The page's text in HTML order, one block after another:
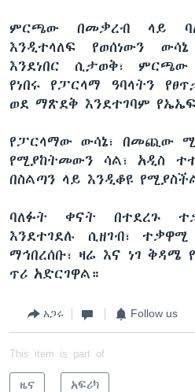
ምርጫው በመቃረብ ላይ
እንዲተላለፍ የወሰነውን
እንደነበር ሲታወቅ፣
የነበሩ የፓርላማ ዓባላትን
ወደ ማጽደቅ እንደተገባም
የፓርላማው ውሳኔ፣ በመጪው
የሚያከትመውን ሳል፣ አዲስ
በስልጣን ላይ እንዲቆዩ
ባለፉት ቀናት በተደረጉ
እንደተገደሉ ሲዘገብ፣
ማኅበረሰቡ፣ ዛሬ እና ነገ ቅዳሜ
ጥሪ አድርገዋል።
አጋሩ Follow us
This item is part of
ዜና አፍሪካ